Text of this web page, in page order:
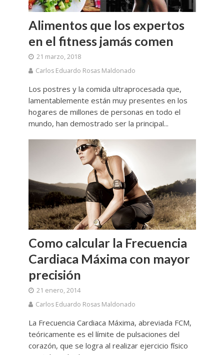
Alimentos que los expertos
en el fitness jamás comen
21 marzo, 2018
Carlos Eduardo Rosas Maldonado
Los postres y la comida ultraprocesada que,
lamentablemente están muy presentes en los
hogares de millones de personas en todo el
mundo, han demostrado ser la principal...
Como calcular la Frecuencia
Cardiaca Máxima con mayor
precisión
21 enero, 2014
Carlos Eduardo Rosas Maldonado
La Frecuencia Cardiaca Máxima, abreviada FCM,
teóricamente es el límite de pulsaciones del
corazón, que se logra al realizar ejercicio físico